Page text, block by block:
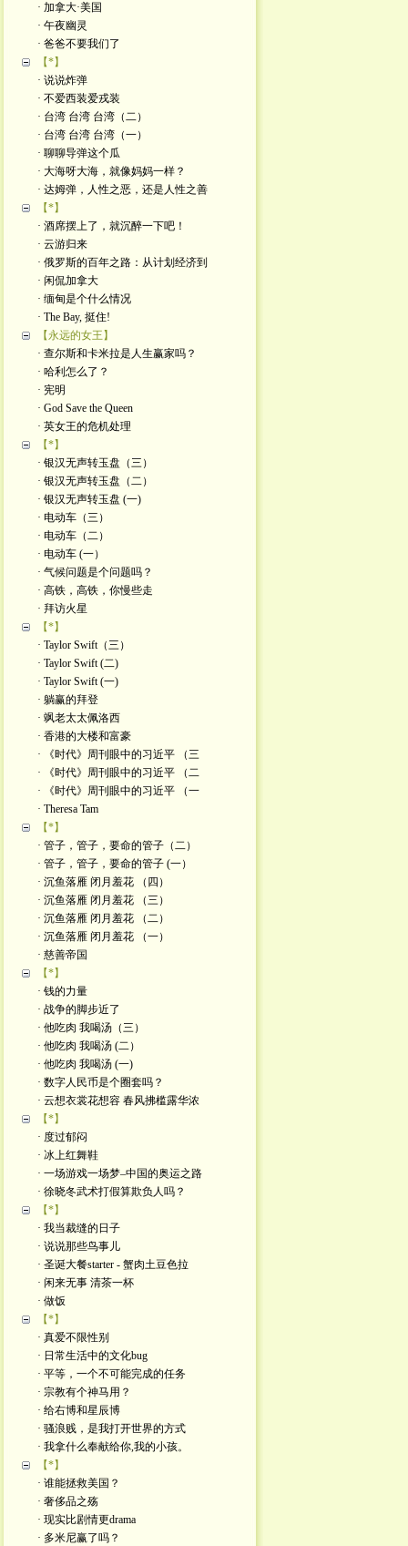
· 加拿大·美国
· 午夜幽灵
· 爸爸不要我们了
【*】
· 说说炸弹
· 不爱西装爱戎装
· 台湾 台湾 台湾（二）
· 台湾 台湾 台湾（一）
· 聊聊导弹这个瓜
· 大海呀大海，就像妈妈一样？
· 达姆弹，人性之恶，还是人性之善
【*】
· 酒席摆上了，就沉醉一下吧！
· 云游归来
· 俄罗斯的百年之路：从计划经济到
· 闲侃加拿大
· 缅甸是个什么情况
· The Bay, 挺住!
【永远的女王】
· 查尔斯和卡米拉是人生赢家吗？
· 哈利怎么了？
· 宪明
· God Save the Queen
· 英女王的危机处理
【*】
· 银汉无声转玉盘（三）
· 银汉无声转玉盘（二）
· 银汉无声转玉盘 (一)
· 电动车（三）
· 电动车（二）
· 电动车 (一）
· 气候问题是个问题吗？
· 高铁，高铁，你慢些走
· 拜访火星
【*】
· Taylor Swift（三）
· Taylor Swift (二)
· Taylor Swift (一)
· 躺赢的拜登
· 飒老太太佩洛西
· 香港的大楼和富豪
· 《时代》周刊眼中的习近平 （三
· 《时代》周刊眼中的习近平 （二
· 《时代》周刊眼中的习近平 （一
· Theresa Tam
【*】
· 管子，管子，要命的管子（二）
· 管子，管子，要命的管子 (一）
· 沉鱼落雁 闭月羞花 （四）
· 沉鱼落雁 闭月羞花 （三）
· 沉鱼落雁 闭月羞花 （二）
· 沉鱼落雁 闭月羞花 （一）
· 慈善帝国
【*】
· 钱的力量
· 战争的脚步近了
· 他吃肉 我喝汤（三）
· 他吃肉 我喝汤 (二）
· 他吃肉 我喝汤 (一)
· 数字人民币是个圈套吗？
· 云想衣裳花想容 春风拂槛露华浓
【*】
· 度过郁闷
· 冰上红舞鞋
· 一场游戏一场梦–中国的奥运之路
· 徐晓冬武术打假算欺负人吗？
【*】
· 我当裁缝的日子
· 说说那些鸟事儿
· 圣诞大餐starter - 蟹肉土豆色拉
· 闲来无事 清茶一杯
· 做饭
【*】
· 真爱不限性别
· 日常生活中的文化bug
· 平等，一个不可能完成的任务
· 宗教有个神马用？
· 给右博和星辰博
· 骚浪贱，是我打开世界的方式
· 我拿什么奉献给你,我的小孩。
【*】
· 谁能拯救美国？
· 奢侈品之殇
· 现实比剧情更drama
· 多米尼赢了吗？